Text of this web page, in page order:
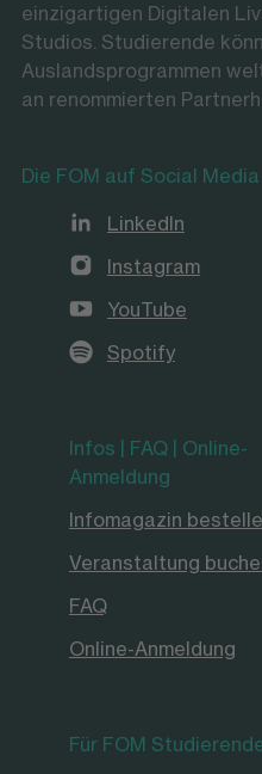
einzigartigen Digitalen
Studios. Studierende
Auslandsprogrammen
an renommierten
Die FOM auf Social Media
LinkedIn
Instagram
YouTube
Spotify
Infos | FAQ | Online-
Anmeldung
Infomagazin
Veranstaltung
FAQ
Online-Anmeldung
Für FOM